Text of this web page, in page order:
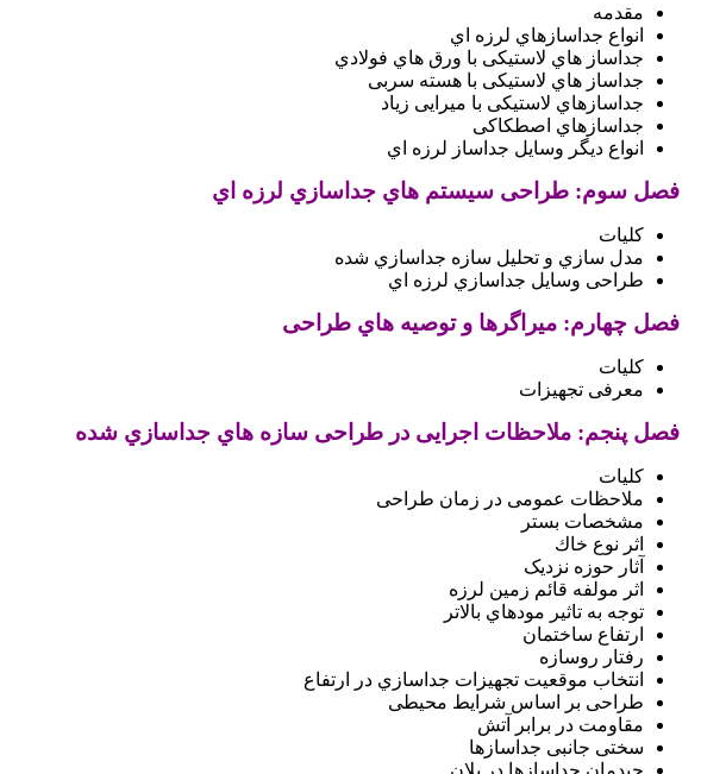
مقدمه
انواع جداسازهاي لرزه اي
جداساز هاي لاستیکی با ورق هاي فولادي
جداساز هاي لاستیکی با هسته سربی
جداسازهاي لاستیکی با میرایی زیاد
جداسازهاي اصطکاکی
انواع دیگر وسایل جداساز لرزه اي
فصل سوم: طراحی سیستم هاي جداسازي لرزه اي
کلیات
مدل سازي و تحلیل سازه جداسازي شده
طراحی وسایل جداسازي لرزه اي
فصل چهارم: میراگرها و توصیه هاي طراحی
کلیات
معرفی تجهیزات
فصل پنجم: ملاحظات اجرایی در طراحی سازه هاي جداسازي شده
کلیات
ملاحظات عمومی در زمان طراحی
مشخصات بستر
اثر نوع خاك
آثار حوزه نزدیک
اثر مولفه قائم زمین لرزه
توجه به تاثیر مودهاي بالاتر
ارتفاع ساختمان
رفتار روسازه
انتخاب موقعیت تجهیزات جداسازي در ارتفاع
طراحی بر اساس شرایط محیطی
مقاومت در برابر آتش
سختی جانبی جداسازها
چیدمان جداسازها در پلان